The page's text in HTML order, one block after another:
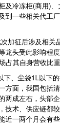
冻柜(商用)
一些相关代
征后涉及相关
头受此影响
其自身营收比
尘袋1L以下
面，我国包
成左右，头部
术、供应链都
一两个月会有